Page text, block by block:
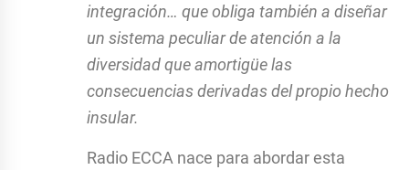
integración… que obliga también a diseñar
un sistema peculiar de atención a la
diversidad que amortigüe las
consecuencias derivadas del propio hecho
insular.
Radio ECCA nace para abordar esta